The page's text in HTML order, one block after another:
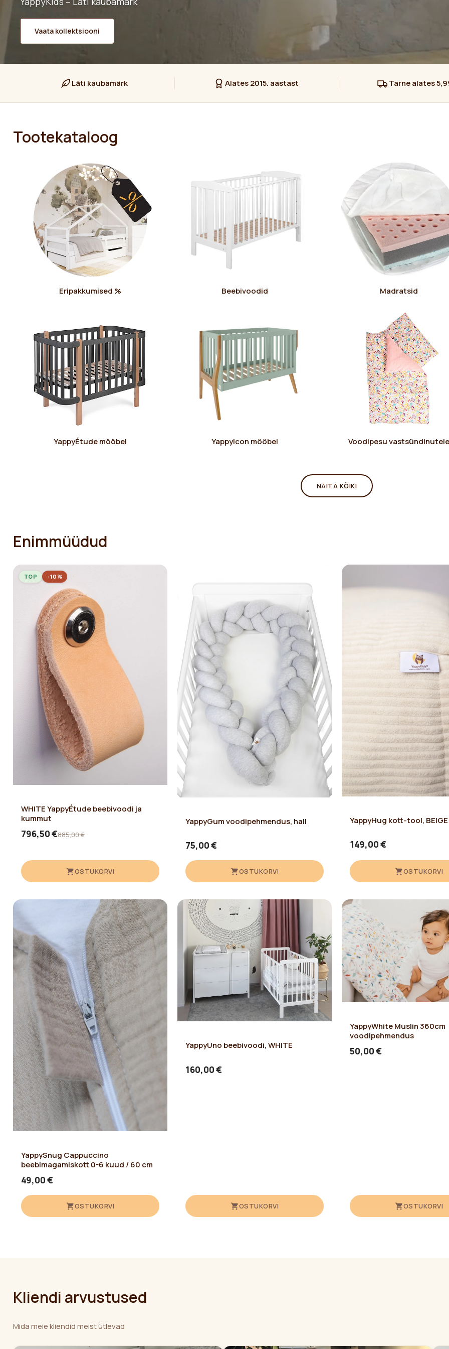
Vaata kollektsiooni
Läti kaubamärk Alates 2015. aastast Tarne alates
Tootekataloog
Eripakkumised % Beebivoodid Madratsid
YappyÉtude mööbel YappyIcon mööbel Voodipesu vastsündinutele
NÄITA KÕIKI
Enimmüüdud
WHITE YappyÉtude beebivoodi ja
kummut
796,50 €885,00 €
OSTUKORVI
TOP -10%
YappyGum voodipehmendus, hall
75,00 €
OSTUKORVI
YappyHug kott-tool, BEIGE
149,00 €
OSTUKORVI
YappySnug Cappuccino
beebimagamiskott 0-6 kuud / 60 cm
49,00 €
OSTUKORVI
YappyUno beebivoodi, WHITE
160,00 €
OSTUKORVI
YappyWhite Muslin 360cm
voodipehmendus
50,00 €
OSTUKORVI
Kliendi arvustused
Mida meie kliendid meist ütlevad